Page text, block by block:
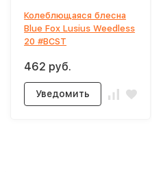
Колеблющаяся блесна
Blue Fox Lusius Weedless
20 #BCST
462 руб.
Уведомить